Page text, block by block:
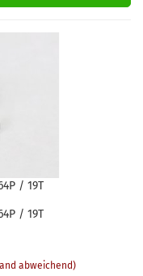
/ 19T
/ 19T
abweichend)